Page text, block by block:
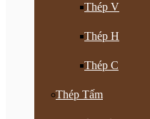
Thép V
Thép H
Thép C
Thép Tấm